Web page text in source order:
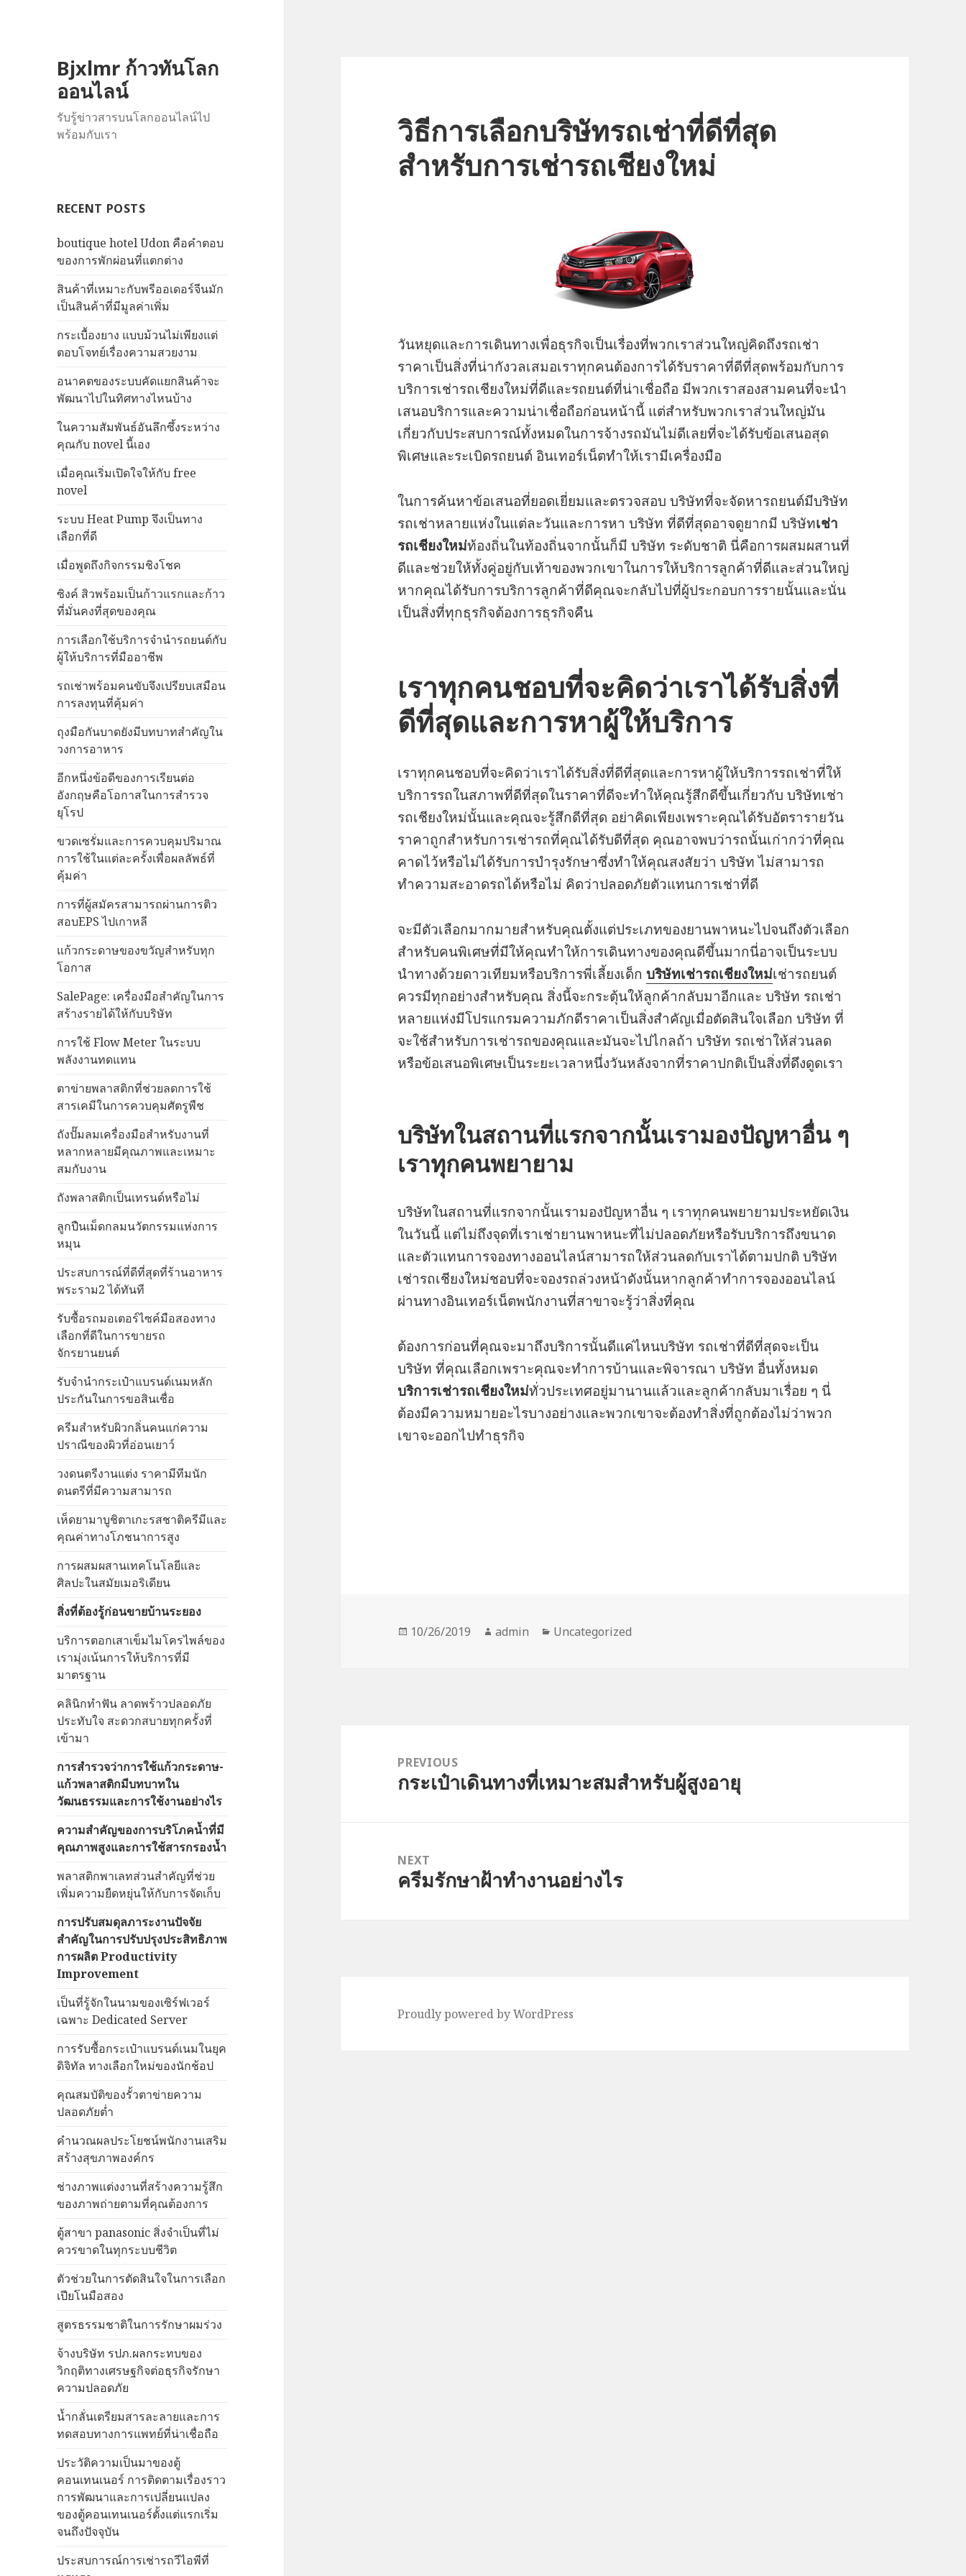
Bjxlmr ก้าวทันโลก
ออนไลน์
รับรู้ข่าวสารบนโลกออนไลน์ไป
พร้อมกับเรา
RECENT POSTS
boutique hotel Udon คือคำตอบ
ของการพักผ่อนที่แตกต่าง
สินค้าที่เหมาะกับพรีออเดอร์จีนมัก
เป็นสินค้าที่มีมูลค่าเพิ่ม
กระเบื้องยาง แบบม้วนไม่เพียงแต่
ตอบโจทย์เรื่องความสวยงาม
อนาคตของระบบคัดแยกสินค้าจะ
พัฒนาไปในทิศทางไหนบ้าง
ในความสัมพันธ์อันลึกซึ้งระหว่าง
คุณกับ novel นี้เอง
เมื่อคุณเริ่มเปิดใจให้กับ free
novel
ระบบ Heat Pump จึงเป็นทาง
เลือกที่ดี
เมื่อพูดถึงกิจกรรมชิงโชค
ซิงค์ สิวพร้อมเป็นก้าวแรกและก้าว
ที่มั่นคงที่สุดของคุณ
การเลือกใช้บริการจำนำรถยนต์กับ
ผู้ให้บริการที่มืออาชีพ
รถเช่าพร้อมคนขับจึงเปรียบเสมือน
การลงทุนที่คุ้มค่า
ถุงมือกันบาดยังมีบทบาทสำคัญใน
วงการอาหาร
อีกหนึ่งข้อดีของการเรียนต่อ
อังกฤษคือโอกาสในการสำรวจ
ยุโรป
ขวดเซรั่มและการควบคุมปริมาณ
การใช้ในแต่ละครั้งเพื่อผลลัพธ์ที่
คุ้มค่า
การที่ผู้สมัครสามารถผ่านการติว
สอบEPS ไปเกาหลี
แก้วกระดาษของขวัญสำหรับทุก
โอกาส
SalePage: เครื่องมือสำคัญในการ
สร้างรายได้ให้กับบริษัท
การใช้ Flow Meter ในระบบ
พลังงานทดแทน
ตาข่ายพลาสติกที่ช่วยลดการใช้
สารเคมีในการควบคุมศัตรูพืช
ถังปั๊มลมเครื่องมือสำหรับงานที่
หลากหลายมีคุณภาพและเหมาะ
สมกับงาน
ถังพลาสติกเป็นเทรนด์หรือไม่
ลูกปืนเม็ดกลมนวัตกรรมแห่งการ
หมุน
ประสบการณ์ที่ดีที่สุดที่ร้านอาหาร
พระราม2 ได้ทันที
รับซื้อรถมอเตอร์ไซค์มือสองทาง
เลือกที่ดีในการขายรถ
จักรยานยนต์
รับจำนำกระเป๋าแบรนด์เนมหลัก
ประกันในการขอสินเชื่อ
ครีมสำหรับผิวกลิ่นคนแก่ความ
ปราณีของผิวที่อ่อนเยาว์
วงดนตรีงานแต่ง ราคามีทีมนัก
ดนตรีที่มีความสามารถ
เห็ดยามาบูชิตาเกะรสชาติครีมีและ
คุณค่าทางโภชนาการสูง
การผสมผสานเทคโนโลยีและ
ศิลปะในสมัยเมอริเดียน
สิ่งที่ต้องรู้ก่อนขายบ้านระยอง
บริการตอกเสาเข็มไมโครไพล์ของ
เรามุ่งเน้นการให้บริการที่มี
มาตรฐาน
คลินิกทำฟัน ลาดพร้าวปลอดภัย
ประทับใจ สะดวกสบายทุกครั้งที่
เข้ามา
การสำรวจว่าการใช้แก้วกระดาษ-
แก้วพลาสติกมีบทบาทใน
วัฒนธรรมและการใช้งานอย่างไร
ความสำคัญของการบริโภคน้ำที่มี
คุณภาพสูงและการใช้สารกรองน้ำ
พลาสติกพาเลทส่วนสำคัญที่ช่วย
เพิ่มความยืดหยุ่นให้กับการจัดเก็บ
การปรับสมดุลภาระงานปัจจัย
สำคัญในการปรับปรุงประสิทธิภาพ
การผลิต Productivity
Improvement
เป็นที่รู้จักในนามของเซิร์ฟเวอร์
เฉพาะ Dedicated Server
การรับซื้อกระเป๋าแบรนด์เนมในยุค
ดิจิทัล ทางเลือกใหม่ของนักช้อป
คุณสมบัติของรั้วตาข่ายความ
ปลอดภัยต่ำ
คำนวณผลประโยชน์พนักงานเสริม
สร้างสุขภาพองค์กร
ช่างภาพแต่งงานที่สร้างความรู้สึก
ของภาพถ่ายตามที่คุณต้องการ
ตู้สาขา panasonic สิ่งจำเป็นที่ไม่
ควรขาดในทุกระบบชีวิต
ตัวช่วยในการตัดสินใจในการเลือก
เปียโนมือสอง
สูตรธรรมชาติในการรักษาผมร่วง
จ้างบริษัท รปภ.ผลกระทบของ
วิกฤติทางเศรษฐกิจต่อธุรกิจรักษา
ความปลอดภัย
น้ำกลั่นเตรียมสารละลายและการ
ทดสอบทางการแพทย์ที่น่าเชื่อถือ
ประวัติความเป็นมาของตู้
คอนเทนเนอร์ การติดตามเรื่องราว
การพัฒนาและการเปลี่ยนแปลง
ของตู้คอนเทนเนอร์ตั้งแต่แรกเริ่ม
จนถึงปัจจุบัน
ประสบการณ์การเช่ารถวีไอพีที่
วิธีการเลือกบริษัทรถเช่าที่ดีที่สุด
สำหรับการเช่ารถเชียงใหม่
วันหยุดและการเดินทางเพื่อธุรกิจเป็นเรื่องที่พวกเราส่วนใหญ่คิดถึงรถเช่า
ราคาเป็นสิ่งที่น่ากังวลเสมอเราทุกคนต้องการได้รับราคาที่ดีที่สุดพร้อมกับการ
บริการเช่ารถเชียงใหม่ที่ดีและรถยนต์ที่น่าเชื่อถือ มีพวกเราสองสามคนที่จะนำ
เสนอบริการและความน่าเชื่อถือก่อนหน้านี้ แต่สำหรับพวกเราส่วนใหญ่มัน
เกี่ยวกับประสบการณ์ทั้งหมดในการจ้างรถมันไม่ดีเลยที่จะได้รับข้อเสนอสุด
พิเศษและระเบิดรถยนต์ อินเทอร์เน็ตทำให้เรามีเครื่องมือ
ในการค้นหาข้อเสนอที่ยอดเยี่ยมและตรวจสอบ บริษัทที่จะจัดหารถยนต์มีบริษัท
รถเช่าหลายแห่งในแต่ละวันและการหา บริษัท ที่ดีที่สุดอาจดูยากมี บริษัทเช่า
รถเชียงใหม่ท้องถิ่นในท้องถิ่นจากนั้นก็มี บริษัท ระดับชาติ นี่คือการผสมผสานที่
ดีและช่วยให้ทั้งคู่อยู่กับเท้าของพวกเขาในการให้บริการลูกค้าที่ดีและส่วนใหญ่
หากคุณได้รับการบริการลูกค้าที่ดีคุณจะกลับไปที่ผู้ประกอบการรายนั้นและนั่น
เป็นสิ่งที่ทุกธุรกิจต้องการธุรกิจคืน
เราทุกคนชอบที่จะคิดว่าเราได้รับสิ่งที่
ดีที่สุดและการหาผู้ให้บริการ
เราทุกคนชอบที่จะคิดว่าเราได้รับสิ่งที่ดีที่สุดและการหาผู้ให้บริการรถเช่าที่ให้
บริการรถในสภาพที่ดีที่สุดในราคาที่ดีจะทำให้คุณรู้สึกดีขึ้นเกี่ยวกับ บริษัทเช่า
รถเชียงใหม่นั้นและคุณจะรู้สึกดีที่สุด อย่าคิดเพียงเพราะคุณได้รับอัตรารายวัน
ราคาถูกสำหรับการเช่ารถที่คุณได้รับดีที่สุด คุณอาจพบว่ารถนั้นเก่ากว่าที่คุณ
คาดไว้หรือไม่ได้รับการบำรุงรักษาซึ่งทำให้คุณสงสัยว่า บริษัท ไม่สามารถ
ทำความสะอาดรถได้หรือไม่ คิดว่าปลอดภัยตัวแทนการเช่าที่ดี
จะมีตัวเลือกมากมายสำหรับคุณตั้งแต่ประเภทของยานพาหนะไปจนถึงตัวเลือก
สำหรับคนพิเศษที่มีให้คุณทำให้การเดินทางของคุณดีขึ้นมากนี่อาจเป็นระบบ
นำทางด้วยดาวเทียมหรือบริการพี่เลี้ยงเด็กบริษัทเช่ารถเชียงใหม่เช่ารถยนต์
ควรมีทุกอย่างสำหรับคุณ สิ่งนี้จะกระตุ้นให้ลูกค้ากลับมาอีกและ บริษัท รถเช่า
หลายแห่งมีโปรแกรมความภักดีราคาเป็นสิ่งสำคัญเมื่อตัดสินใจเลือก บริษัท ที่
จะใช้สำหรับการเช่ารถของคุณและมันจะไปไกลถ้า บริษัท รถเช่าให้ส่วนลด
หรือข้อเสนอพิเศษเป็นระยะเวลาหนึ่งวันหลังจากที่ราคาปกติเป็นสิ่งที่ดึงดูดเรา
บริษัทในสถานที่แรกจากนั้นเรามองปัญหาอื่น ๆ
เราทุกคนพยายาม
บริษัทในสถานที่แรกจากนั้นเรามองปัญหาอื่น ๆ เราทุกคนพยายามประหยัดเงิน
ในวันนี้ แต่ไม่ถึงจุดที่เราเช่ายานพาหนะที่ไม่ปลอดภัยหรือรับบริการถึงขนาด
และตัวแทนการจองทางออนไลน์สามารถให้ส่วนลดกับเราได้ตามปกติ บริษัท
เช่ารถเชียงใหม่ชอบที่จะจองรถล่วงหน้าดังนั้นหากลูกค้าทำการจองออนไลน์
ผ่านทางอินเทอร์เน็ตพนักงานที่สาขาจะรู้ว่าสิ่งที่คุณ
ต้องการก่อนที่คุณจะมาถึงบริการนั้นดีแค่ไหนบริษัท รถเช่าที่ดีที่สุดจะเป็น
บริษัท ที่คุณเลือกเพราะคุณจะทำการบ้านและพิจารณา บริษัท อื่นทั้งหมด
บริการเช่ารถเชียงใหม่ทั่วประเทศอยู่มานานแล้วและลูกค้ากลับมาเรื่อย ๆ นี่
ต้องมีความหมายอะไรบางอย่างและพวกเขาจะต้องทำสิ่งที่ถูกต้องไม่ว่าพวก
เขาจะออกไปทำธุรกิจ
Posted
10/26/2019 Author
admin Categories
Uncategorized
navigationPREVIOUS
Previous
กระเป๋าเดินทางที่เหมาะสมสำหรับผู้สูงอายุ
NEXT
Next
ครีมรักษาฝ้าทำงานอย่างไร
Proudly powered by WordPress